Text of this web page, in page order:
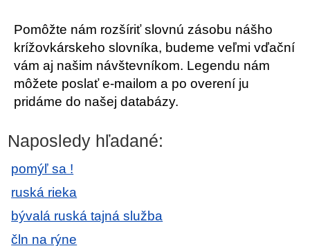
Pomôžte nám rozšíriť slovnú zásobu nášho
krížovkárskeho slovníka, budeme veľmi vďační
vám aj našim návštevníkom. Legendu nám
môžete poslať e-mailom a po overení ju
pridáme do našej databázy.
Naposledy hľadané:
pomýľ sa !
ruská rieka
bývalá ruská tajná služba
čln na rýne